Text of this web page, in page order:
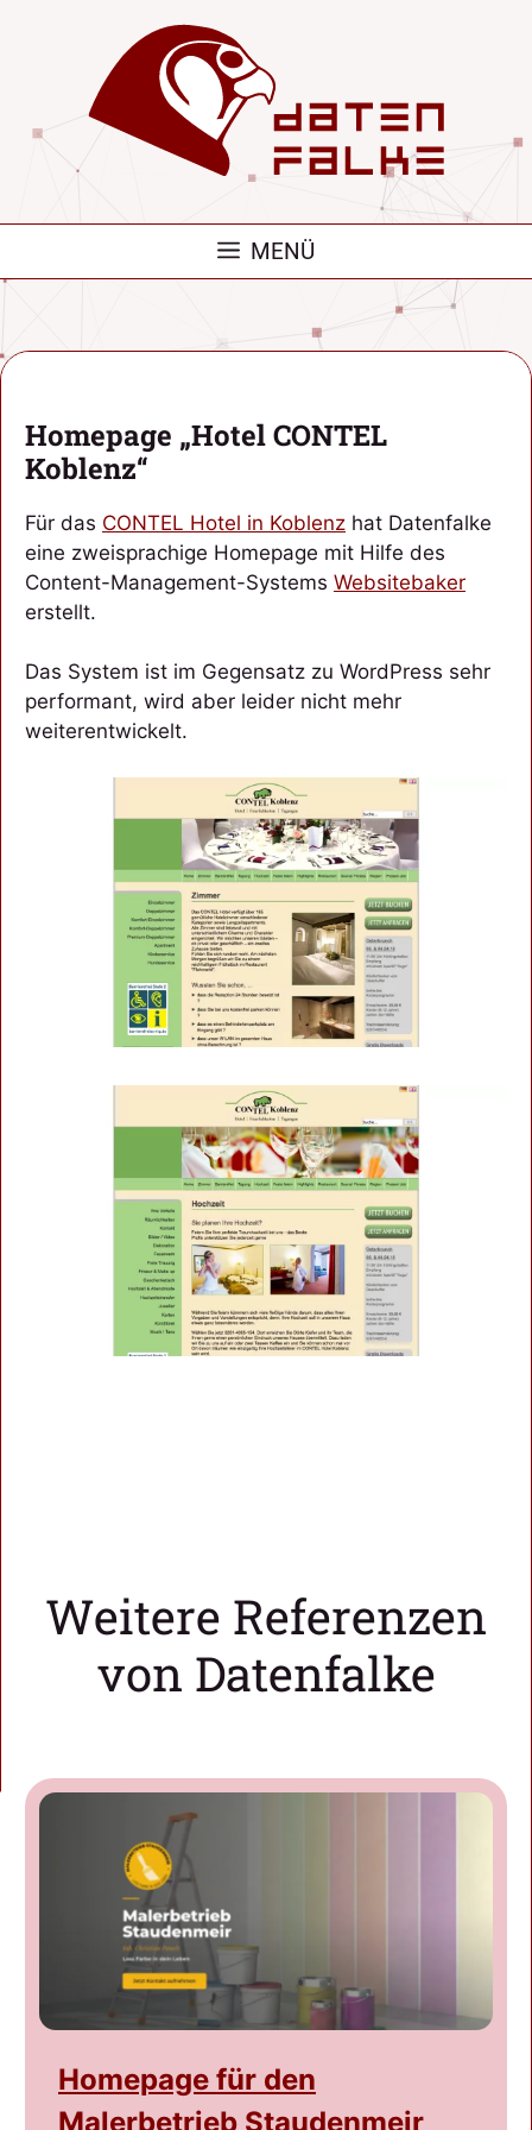
MENÜ
Homepage „Hotel CONTEL
Koblenz“
Für das CONTEL Hotel in Koblenz hat Datenfalke
eine zweisprachige Homepage mit Hilfe des
Content-Management-Systems Websitebaker
erstellt.
Das System ist im Gegensatz zu WordPress sehr
performant, wird aber leider nicht mehr
weiterentwickelt.
Weitere Referenzen
von Datenfalke
Homepage für den
Malerbetrieb Staudenmeir